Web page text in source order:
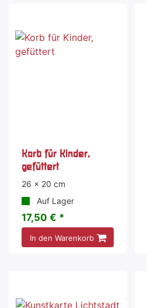
Korb für Kinder,
gefüttert
26 x 20 cm
Auf Lager
17,50 € *
In den Warenkorb